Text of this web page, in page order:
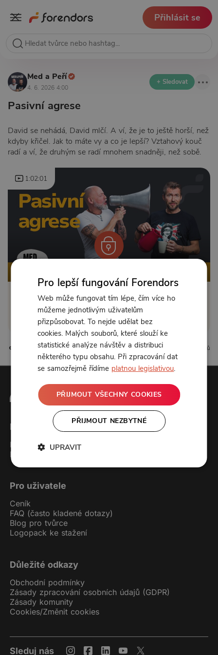
Přihlásit se
Med a Peří
4. 6. 2026 4:00
+ Sledovat
Pasivní agrese
David se nehádá, David mlčí. A ví, že je to ještě horší, než
kdyby křičel. Jak to máte vy a co je lepší? Vztahový kouč
radí a ví, že druhým se radí mnohem snadněji, než sobě.
1:02:01
Klikněte pro odemčení
nebo sepřihlaste
5 líbí 0 komentářů
Forendors
Kontakt
Podcast studio
Pro uživatele
Ceník
FAQ (často kladené dotazy)
Blog pro tvůrce
Logopack ke stažení
Důležité odkazy
Obchodní podmínky
Zásady zpracování osobních údajů (GDPR)
Zásady komunity
Cookies/Změnit cookies
Sleduj nás
Pro lepší fungování Forendors
Web může fungovat tím lépe, čím více ho
můžeme jednotlivým uživatelům
přizpůsobovat. To nejde udělat bez
cookies. Malých souborů, které slouží ke
statistické analýze návštěv a distribuci
některého typu obsahu. Při zpracování dat
se samozřejmě řídíme platnou legislativou.
PŘIJMOUT VŠECHNY COOKIES
PŘIJMOUT NEZBYTNÉ
UPRAVIT